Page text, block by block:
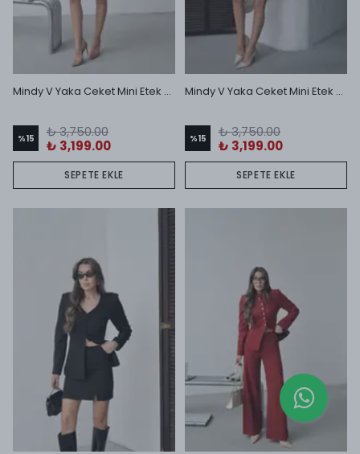
Mindy V Yaka Ceket Mini Etek Takım Lacivert
%15
₺ 3,750.00
₺ 3,199.00
SEPETE EKLE
Mindy V Yaka Ceket Mini Etek Takım Mor
%15
₺ 3,750.00
₺ 3,199.00
SEPETE EKLE